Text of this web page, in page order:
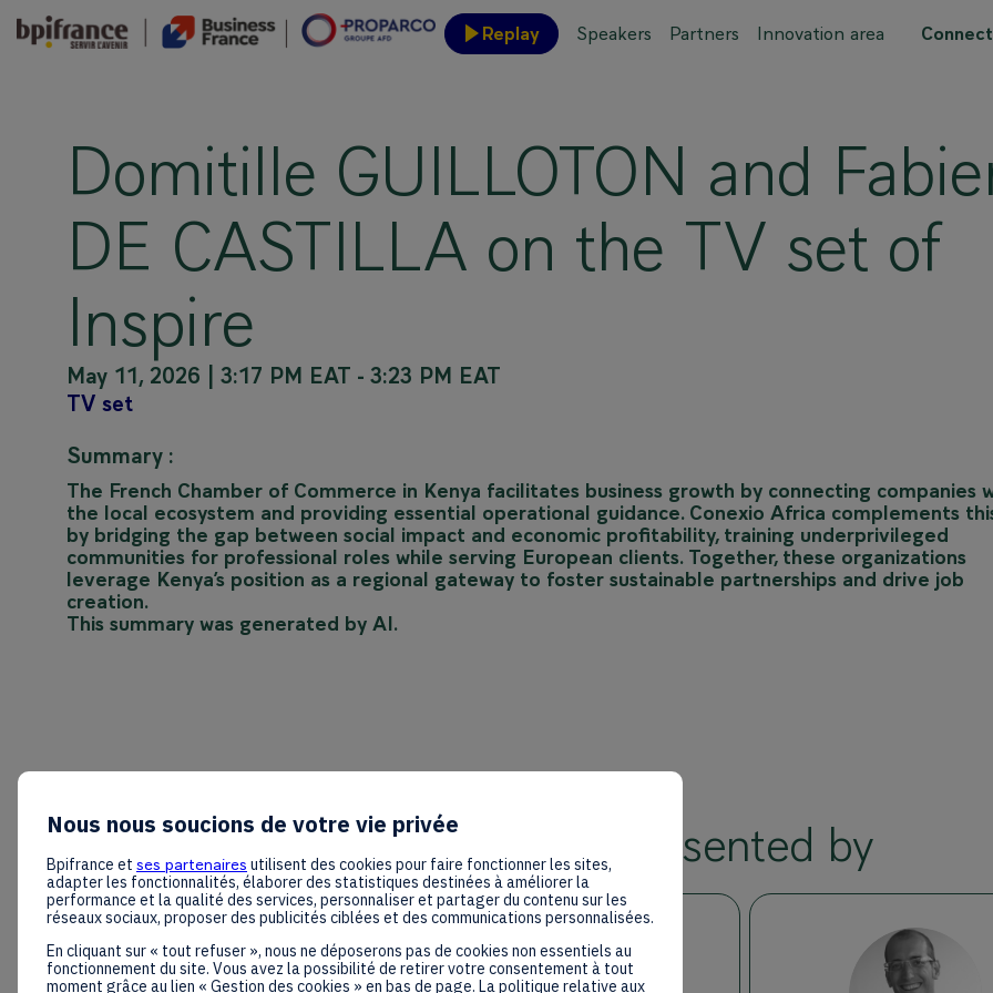
Replay Speakers Partners Innovation area
Domitille GUILLOTON and
DE CASTILLA on the TV set of
Inspire
May 11, 2026 3:17 PM EAT - 3:23 PM EAT
TV set
Summary :
The French Chamber of Commerce in Kenya facilitates business growth by connecting companies
the local ecosystem and providing essential operational guidance. Conexio Africa complements
by bridging the gap between social impact and economic profitability, training underprivileged
communities for professional roles while serving European clients. Together, these organizations
leverage Kenya’s position as a regional gateway to foster sustainable partnerships and drive job
creation.
This summary was generated by AI.
Presented by
Nous nous soucions de votre vie privée
Bpifrance et ses partenaires utilisent des cookies pour faire fonctionner les sites,
adapter les fonctionnalités, élaborer des statistiques destinées à améliorer la
performance et la qualité des services, personnaliser et partager du contenu sur les
réseaux sociaux, proposer des publicités ciblées et des communications personnalisées.
En cliquant sur « tout refuser », nous ne déposerons pas de cookies non essentiels au
fonctionnement du site. Vous avez la possibilité de retirer votre consentement à tout
moment grâce au lien « Gestion des cookies » en bas de page. La politique relative aux